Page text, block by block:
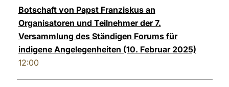
Botschaft von Papst Franziskus an
Organisatoren und Teilnehmer der 7.
Versammlung des Ständigen Forums für
indigene Angelegenheiten (10. Februar 2025)
12:00